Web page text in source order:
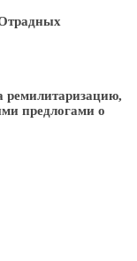
ремилитаризацию,
предлогами о